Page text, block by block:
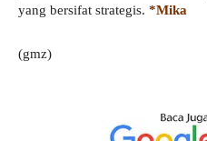
yang bersifat strategis. *Mika
(gmz)